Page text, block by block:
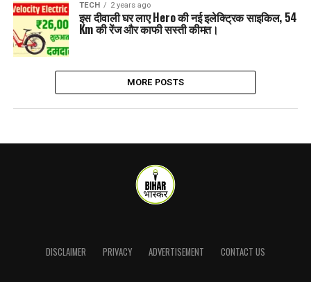
TECH 2 years ago
इस दीवाली घर लाए Hero की नई इलेक्ट्रिक साइकिल, 54
Km की रेंज और काफी सस्ती कीमत।
MORE POSTS
DISCLAIMER PRIVACY ADVERTISEMENT CONTACT US